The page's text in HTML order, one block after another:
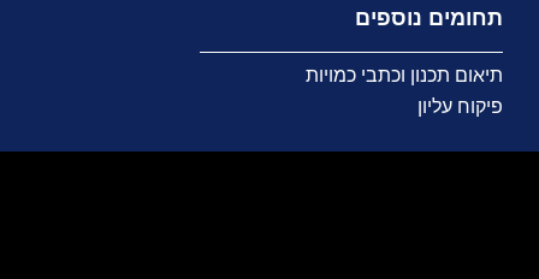
תחומים נוספים
תיאום תכנון וכתבי כמויות
פיקוח עליון